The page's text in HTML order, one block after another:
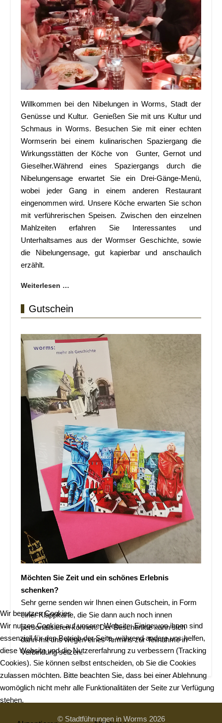
Willkommen bei den Nibelungen in Worms, Stadt der
Genüsse und Kultur. Genießen Sie mit uns Kultur und
Schmaus in Worms. Besuchen Sie mit einer echten
Wormserin bei einem kulinarischen Spaziergang die
Wirkungsstätten der Köche von Gunter, Gernot und
Gieselher.Während eines Spaziergangs durch die
Nibelungensage erwartet Sie ein Drei-Gänge-Menü,
wobei jeder Gang in einem anderen Restaurant
eingenommen wird. Unsere Köche erwarten Sie schon
mit verführerischen Speisen. Zwischen den einzelnen
Mahlzeiten erfahren Sie Interessantes und
Unterhaltsames aus der Wormser Geschichte, sowie
die Nibelungensage, gut kapierbar und anschaulich
erzählt.
Weiterlesen …
Gutschein
Möchten Sie Zeit und ein schönes Erlebnis
schenken?
Sehr gerne senden wir Ihnen einen Gutschein, in Form
einer Klappkarte, die Sie dann auch noch innen
personalisieren können. Der Beschenkte kann sich
dann mit uns wegen eines Termins zur Teilnahme in
Verbindung setzen.
© Stadtführungen in Worms 2026
Wir benutzen Cookies
Wir nutzen Cookies auf unserer Website. Einige von ihnen sind
essenziell für den Betrieb der Seite, während andere uns helfen,
diese Website und die Nutzererfahrung zu verbessern (Tracking
Cookies). Sie können selbst entscheiden, ob Sie die Cookies
zulassen möchten. Bitte beachten Sie, dass bei einer Ablehnung
womöglich nicht mehr alle Funktionalitäten der Seite zur Verfügung
stehen.